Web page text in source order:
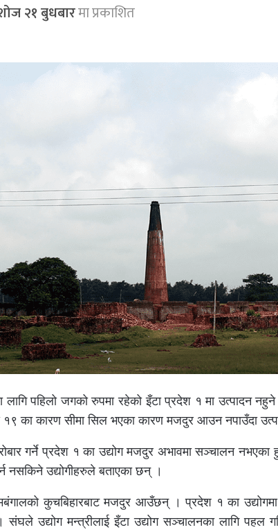
२१ बुधबारमा प्रकाशित
लागि पहिलो जगको रुपमा रहेको इँटा प्रदेश १ मा उत्पादन
का कारण सीमा सिल भएका कारण मजदुर आउन नपाउँदा
गर्ने प्रदेश १ का उद्योग मजदुर अभावमा सञ्चालन
नसकिने उद्योगीहरुले बताएका छन् ।
कुचबिहारबाट मजदुर आउँछन् । प्रदेश १ का
उद्योग मन्त्रीलाई इँटा उद्योग सञ्चालनका लागि पहल